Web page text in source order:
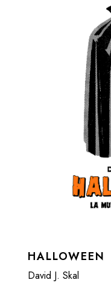
HALLOWEEN
David J. Skal